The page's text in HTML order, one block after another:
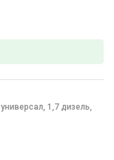
универсал, 1,7 дизель,